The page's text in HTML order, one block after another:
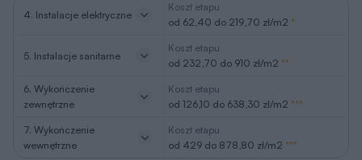
4. Instalacje elektryczne
Koszt etapu
od 62,40 do 219,70 zł/m2 *
5. Instalacje sanitarne
Koszt etapu
od 232,70 do 910 zł/m2 **
6. Wykończenie
zewnętrzne
Koszt etapu
od 126,10 do 638,30 zł/m2 ***
7. Wykończenie
wewnętrzne
Koszt etapu
od 429 do 878,80 zł/m2 ***